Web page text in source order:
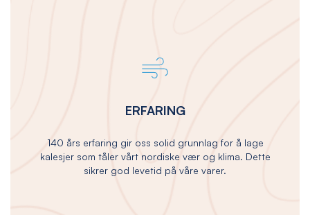
ERFARING
140 års erfaring gir oss solid grunnlag for å lage
kalesjer som tåler vårt nordiske vær og klima. Dette
sikrer god levetid på våre varer.